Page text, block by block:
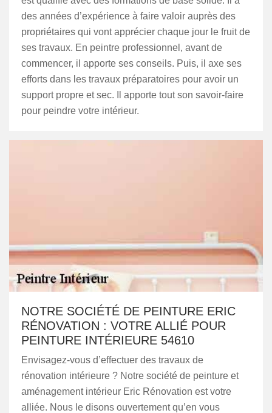
des années d’expérience à faire valoir auprès des
propriétaires qui vont apprécier chaque jour le fruit de
ses travaux. En peintre professionnel, avant de
commencer, il apporte ses conseils. Puis, il axe ses
efforts dans les travaux préparatoires pour avoir un
support propre et sec. Il apporte tout son savoir-faire
pour peindre votre intérieur.
NOTRE SOCIÉTÉ DE PEINTURE ERIC
RÉNOVATION : VOTRE ALLIÉ POUR
PEINTURE INTÉRIEURE 54610
Envisagez-vous d’effectuer des travaux de
rénovation intérieure ? Notre société de peinture et
aménagement intérieur Eric Rénovation est votre
alliée. Nous le disons ouvertement qu’en vous